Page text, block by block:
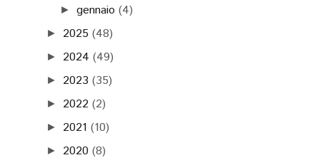
►gennaio (4)
► 2025 (48)
► 2024 (49)
► 2023 (35)
► 2022 (2)
► 2021 (10)
► 2020 (8)